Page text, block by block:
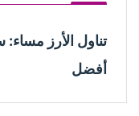
تناول الأرز
أفضل